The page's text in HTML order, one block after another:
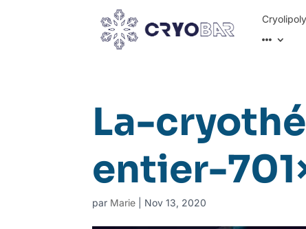
La-
entier-
par Marie Nov 13, 2020